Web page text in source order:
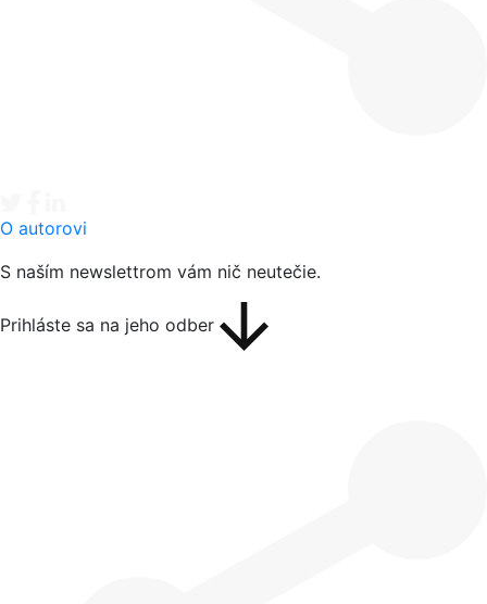
O autorovi
S naším newslettrom vám nič neutečie.
Prihláste sa na jeho odber